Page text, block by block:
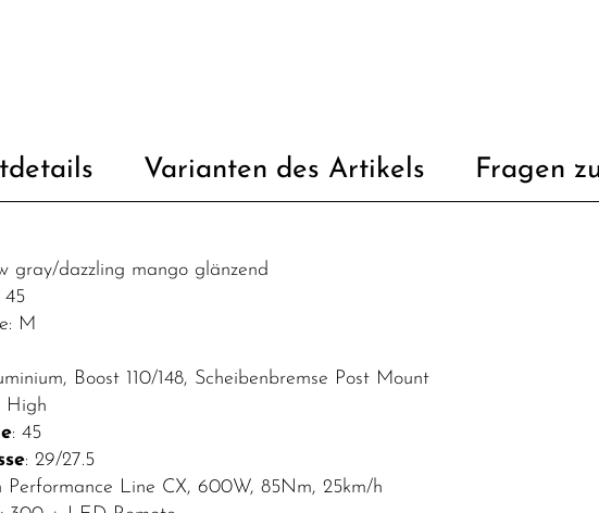
Varianten des Artikels Fragen
gray/dazzling mango glänzend
45
M
Boost 110/148, Scheibenbremse Post Mount
High
: 45
: 29/27.5
Performance Line CX, 600W, 85Nm, 25km/h